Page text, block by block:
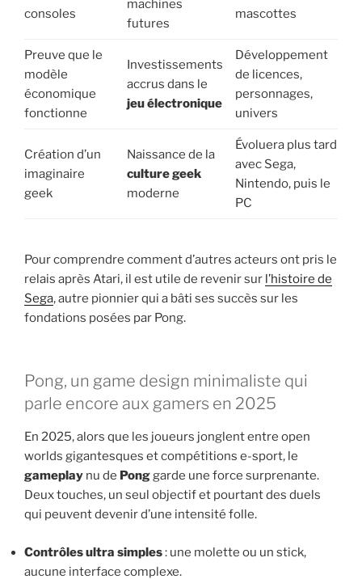
consoles
machines
futures
mascottes
Preuve que le
modèle
économique
fonctionne
Investissements
accrus dans le
jeu électronique
Développement
de licences,
personnages,
univers
Création d’un
imaginaire
geek
Naissance de la
culture geek
moderne
Évoluera plus tard
avec Sega,
Nintendo, puis le
PC
Pour comprendre comment d’autres acteurs ont pris le
relais après Atari, il est utile de revenir sur l’histoire de
Sega, autre pionnier qui a bâti ses succès sur les
fondations posées par Pong.
Pong, un game design minimaliste qui
parle encore aux gamers en 2025
En 2025, alors que les joueurs jonglent entre open
worlds gigantesques et compétitions e-sport, le
gameplay nu de Ponggarde une force surprenante.
Deux touches, un seul objectif et pourtant des duels
qui peuvent devenir d’une intensité folle.
Contrôles ultra simples: une molette ou un stick,
aucune interface complexe.